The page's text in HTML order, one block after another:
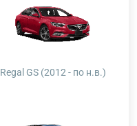
Regal GS (2012 - по н.в.)